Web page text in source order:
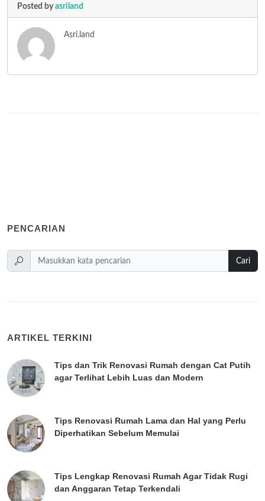
Posted byasriland
Asri.land
PENCARIAN
Cari
ARTIKEL TERKINI
Tips dan Trik Renovasi Rumah dengan Cat Putih
agar Terlihat Lebih Luas dan Modern
Tips Renovasi Rumah Lama dan Hal yang Perlu
Diperhatikan Sebelum Memulai
Tips Lengkap Renovasi Rumah Agar Tidak Rugi
dan Anggaran Tetap Terkendali